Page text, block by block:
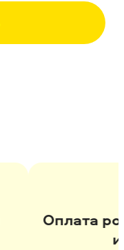
Оплата
и